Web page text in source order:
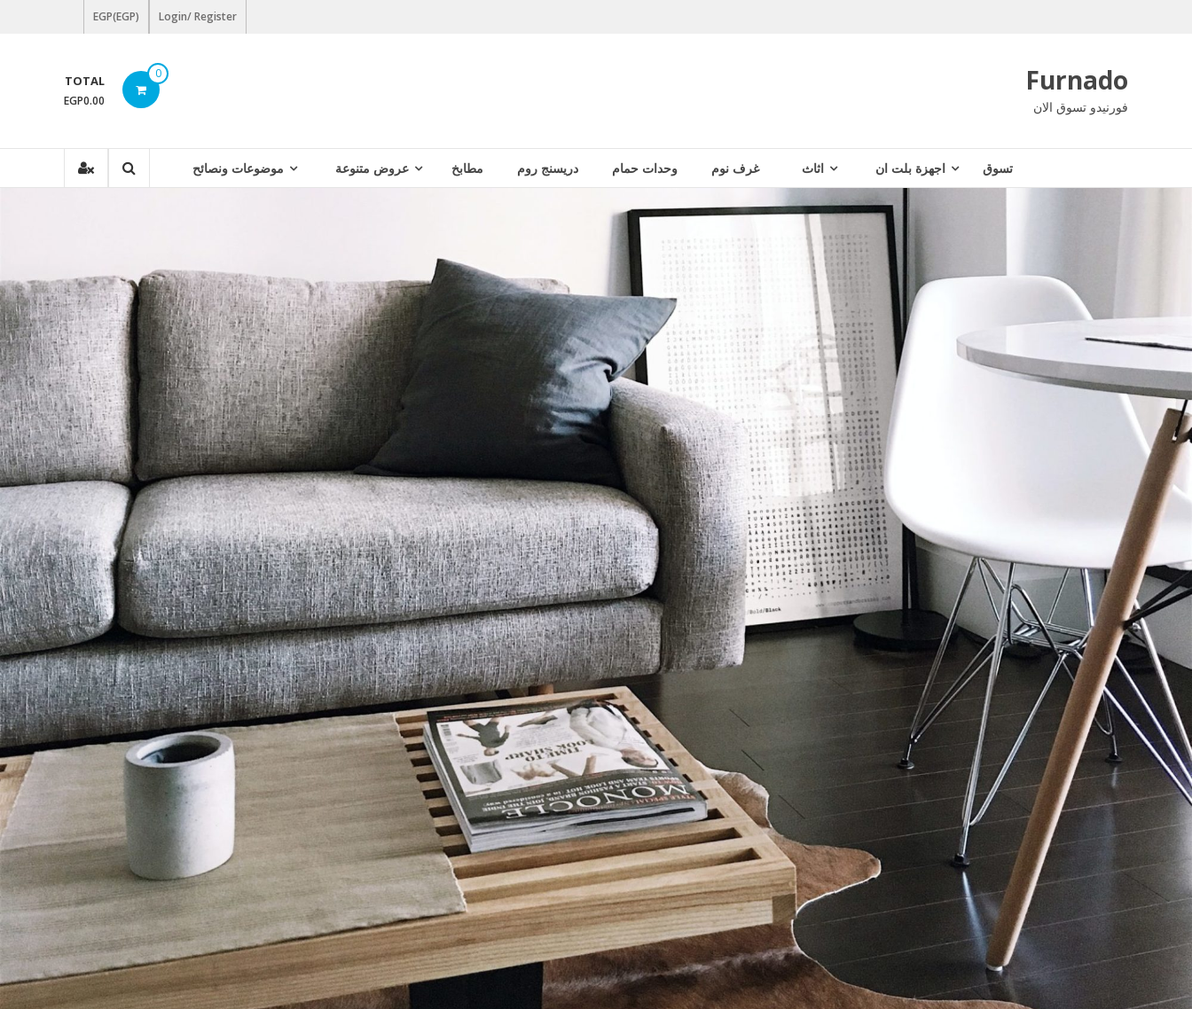
Login/ Register
EGP(EGP)
Furnado
فورنيدو تسوق الان
0
TOTAL
EGP0.00
تسوق اجهزة بلت ان اثاث غرف نوم وحدات حمام دريسنج روم مطابخ عروض متنوعة موضوعات ونصائح